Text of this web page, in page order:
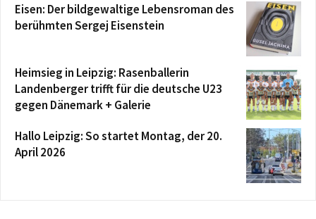
Eisen: Der bildgewaltige Lebensroman des
berühmten Sergej Eisenstein
Heimsieg in Leipzig: Rasenballerin
Landenberger trifft für die deutsche U23
gegen Dänemark + Galerie
Hallo Leipzig: So startet Montag, der 20.
April 2026